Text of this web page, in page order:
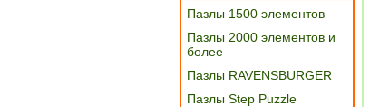
Пазлы 1500 элементов
Пазлы 2000 элементов и
более
Пазлы RAVENSBURGER
Пазлы Step Puzzle